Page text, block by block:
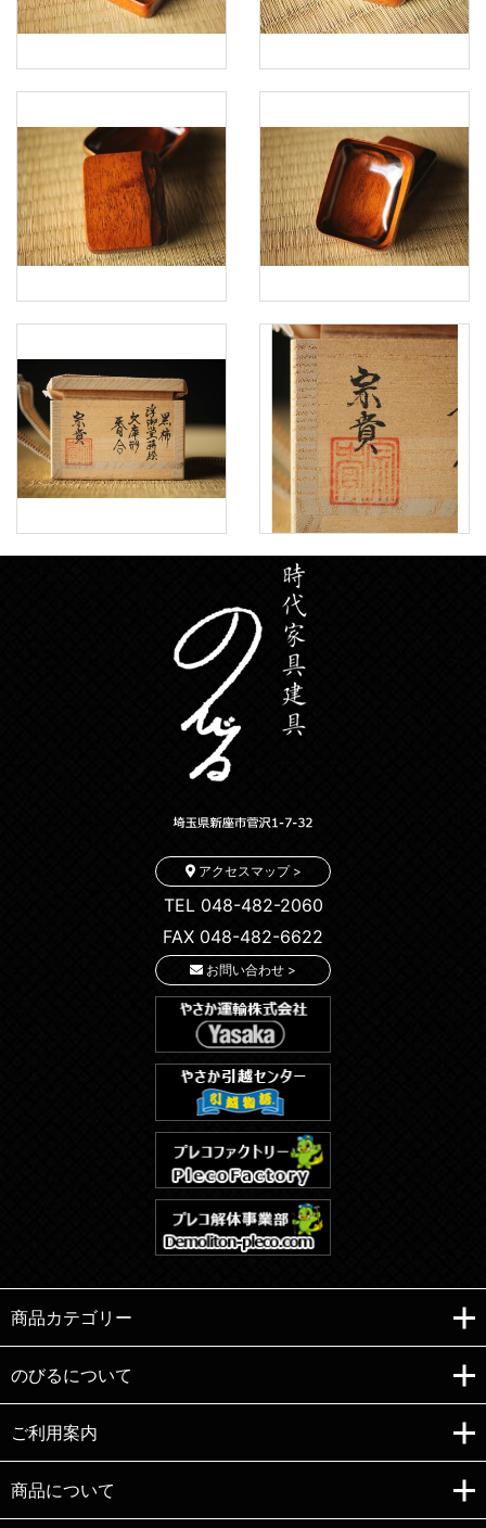
アクセスマップ >
TEL 048-482-2060
FAX 048-482-6622
お問い合わせ >
商品カテゴリー
のびるについて
ご利用案内
商品についてCopyright (C)e-nobiru All right reserved.